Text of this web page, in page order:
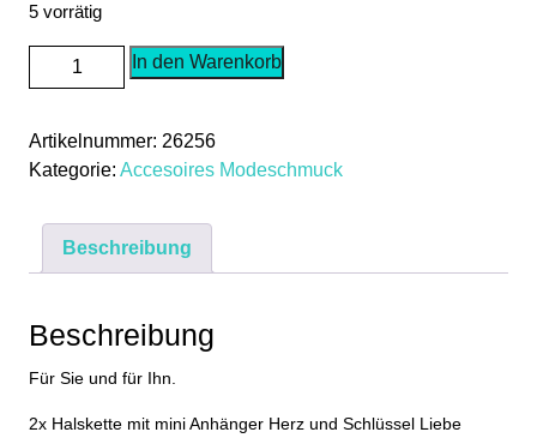
5 vorrätig
Halskette
Anhänger
Herz
Schlüssel
Liebe
Modeschmuck
Menge
In den Warenkorb
Artikelnummer: 26256
Kategorie: Accesoires Modeschmuck
Beschreibung
Beschreibung
Für Sie und für Ihn.
2x Halskette mit mini Anhänger Herz und Schlüssel Liebe